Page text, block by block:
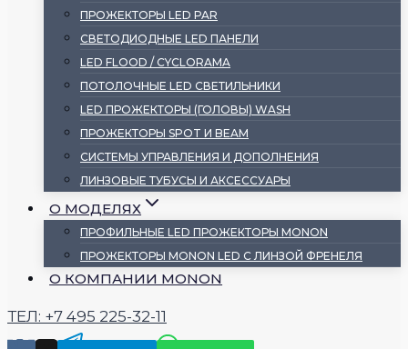
ПРОЖЕКТОРЫ LED PAR
СВЕТОДИОДНЫЕ LED ПАНЕЛИ
LED FLOOD / CYCLORAMA
ПОТОЛОЧНЫЕ LED СВЕТИЛЬНИКИ
LED ПРОЖЕКТОРЫ (ГОЛОВЫ) WASH
ПРОЖЕКТОРЫ SPOT И BEAM
СИСТЕМЫ УПРАВЛЕНИЯ И ДОПОЛНЕНИЯ
ЛИНЗОВЫЕ ТУБУСЫ И АКСЕССУАРЫ
О МОДЕЛЯХ
ПРОФИЛЬНЫЕ LED ПРОЖЕКТОРЫ MONON
ПРОЖЕКТОРЫ MONON LED С ЛИНЗОЙ ФРЕНЕЛЯ
О КОМПАНИИ MONON
ТЕЛ: +7 495 225-32-11